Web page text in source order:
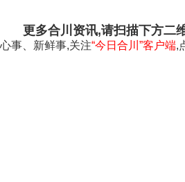
更多合川资讯,请扫描下方二
事、新鲜事,关注“今日合川”客户端,